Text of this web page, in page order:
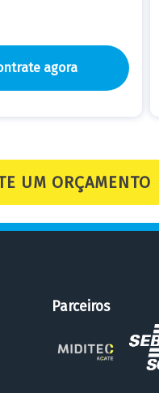
agora
UM ORÇAMENTO
Parceiros